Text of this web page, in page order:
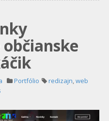
Portfólio redizajn,web